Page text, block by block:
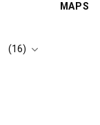
(16)
MAPS